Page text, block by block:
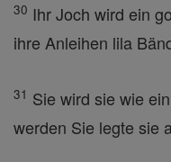
30 Ihr Joch wird ein
ihre Anleihen lila
31 Sie wird sie wie
werden Sie legte sie